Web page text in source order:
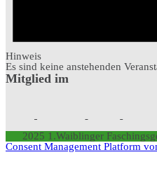
Hinweis
Es sind keine anstehenden
Mitglied im
2025 1.Waiblinger
Consent Management Platform